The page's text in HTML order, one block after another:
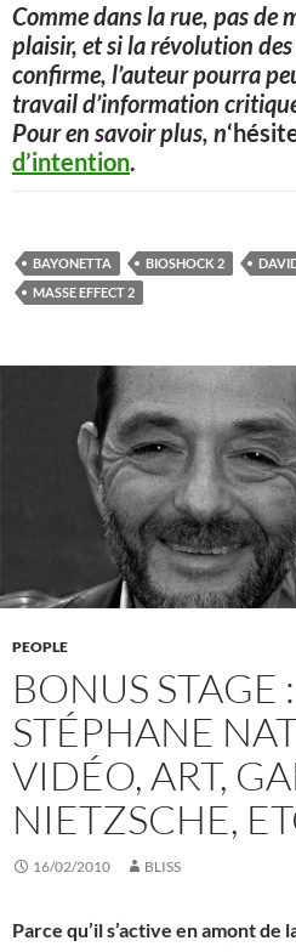
Comme dans la rue, pas de
plaisir, et si la révolution
confirme, l’auteur pourra
travail d’information
Pour en savoir plus, n
d’intention.
BAYONETTA BIOSHOCK 2
MASSE EFFECT 2
PEOPLE
BONUS STAGE
STÉPHANE
VIDÉO, ART,
NIETZSCHE,
16/02/2010 BLISS
Parce qu’il s’active en amont